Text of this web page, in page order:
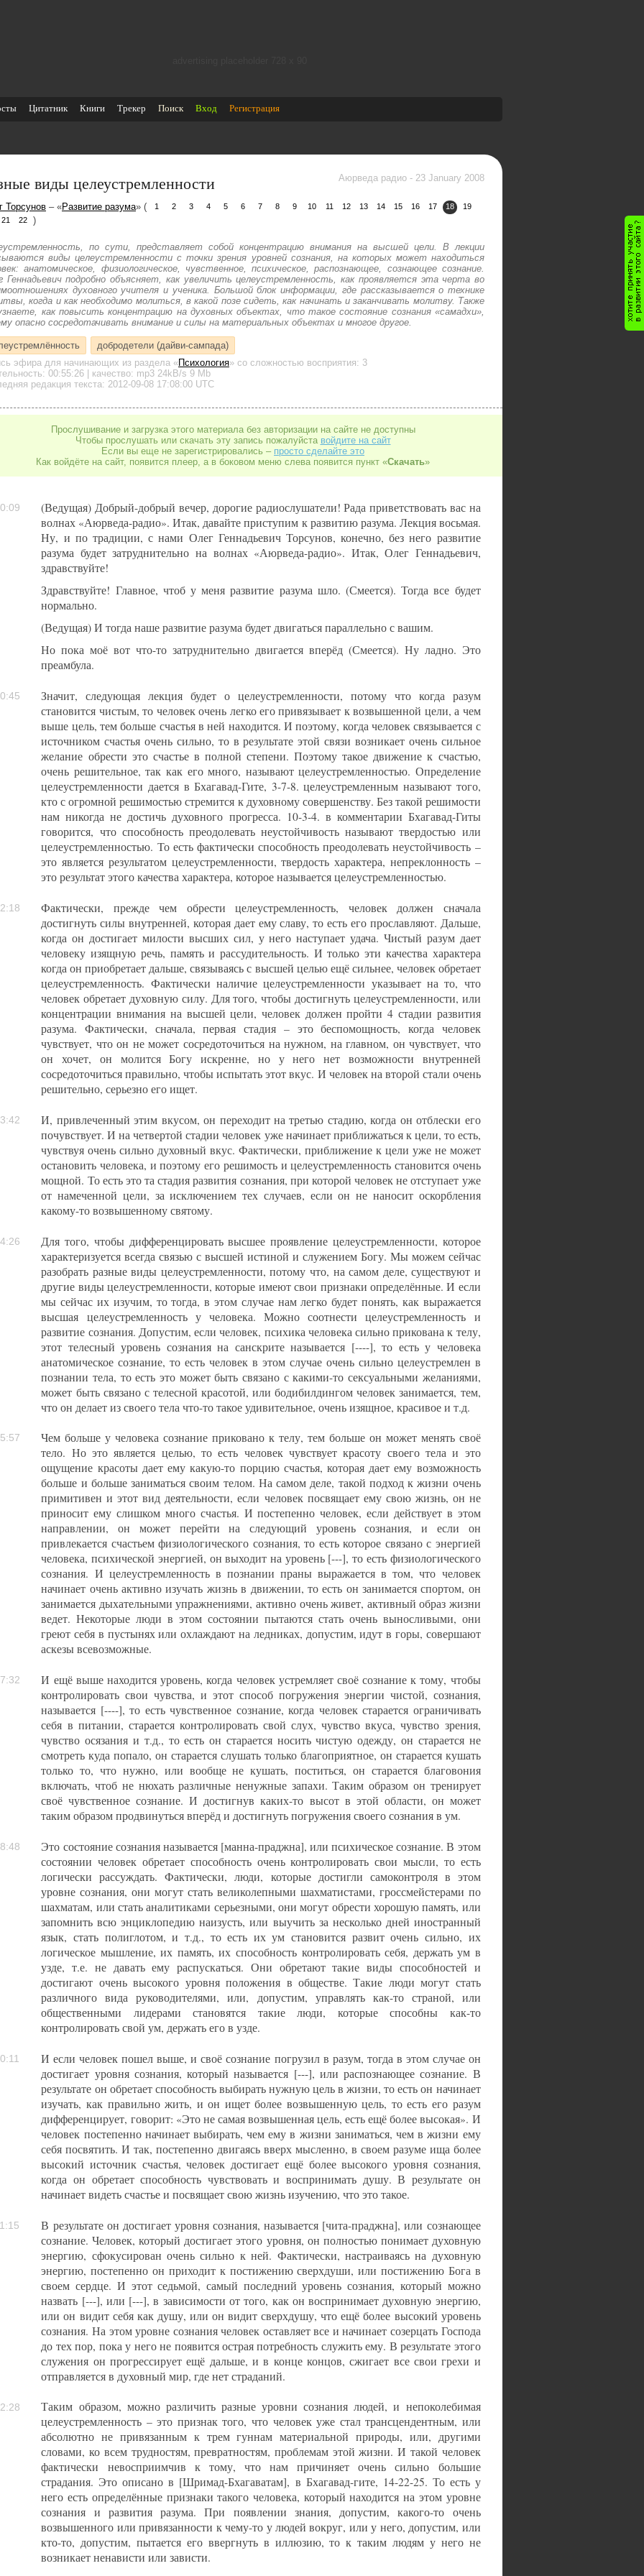
Цитатник Книги Трекер Поиск Вход Регистрация
виды целеустремленности Аюрведа радио - 23 January 2008
Торсунов – «Развитие разума» ( 1 2 3 4 5 6 7 8 9 10 11 12 13 14 15 16 17 18
19
21
22 )
по сути, представляет собой концентрацию внимания на высшей цели. В лекции
виды целеустремленности с точки зрения уровней сознания, на которых может находиться
анатомическое, физиологическое, чувственное, психическое, распознающее, сознающее сознание.
Геннадьевич подробно объясняет, как увеличить целеустремленность, как проявляется эта черта во
духовного учителя и ученика. Большой блок информации, где рассказывается о технике
когда и как необходимо молиться, в какой позе сидеть, как начинать и заканчивать молитву. Также
как повысить концентрацию на духовных объектах, что такое состояние сознания «самадхи»,
опасно сосредотачивать внимание и силы на материальных объектах и многое другое.
добродетели (дайви-сампада)
эфира для начинающих из раздела «Психология» со сложностью восприятия: 3
00:55:26 | качество: mp3 24kB/s 9 Mb
редакция текста: 2012-09-08 17:08:00 UTC
Прослушивание и загрузка этого материала без авторизации на сайте не доступны
Чтобы прослушать или скачать эту запись пожалуйста войдите на сайт
Если вы еще не зарегистрировались – просто сделайте это
Как войдёте на сайт, появится плеер, а в боковом меню слева появится пункт «Скачать»
(Ведущая) Добрый-добрый вечер, дорогие радиослушатели! Рада приветствовать вас на
волнах «Аюрведа-радио». Итак, давайте приступим к развитию разума. Лекция восьмая.
Ну, и по традиции, с нами Олег Геннадьевич Торсунов, конечно, без него развитие
разума будет затруднительно на волнах «Аюрведа-радио». Итак, Олег Геннадьевич,
здравствуйте!
Здравствуйте! Главное, чтоб у меня развитие разума шло. (Смеется). Тогда все будет
нормально.
(Ведущая) И тогда наше развитие разума будет двигаться параллельно с вашим.
Но пока моё вот что-то затруднительно двигается вперёд (Смеется). Ну ладно. Это
преамбула.
Значит, следующая лекция будет о целеустремленности, потому что когда разум
становится чистым, то человек очень легко его привязывает к возвышенной цели, а чем
выше цель, тем больше счастья в ней находится. И поэтому, когда человек связывается с
источником счастья очень сильно, то в результате этой связи возникает очень сильное
желание обрести это счастье в полной степени. Поэтому такое движение к счастью,
очень решительное, так как его много, называют целеустремленностью. Определение
целеустремленности дается в Бхагавад-Гите, 3-7-8. целеустремленным называют того,
кто с огромной решимостью стремится к духовному совершенству. Без такой решимости
нам никогда не достичь духовного прогресса. 10-3-4. в комментарии Бхагавад-Гиты
говорится, что способность преодолевать неустойчивость называют твердостью или
целеустремленностью. То есть фактически способность преодолевать неустойчивость –
это является результатом целеустремленности, твердость характера, непреклонность –
это результат этого качества характера, которое называется целеустремленностью.
Фактически, прежде чем обрести целеустремленность, человек должен сначала
достигнуть силы внутренней, которая дает ему славу, то есть его прославляют. Дальше,
когда он достигает милости высших сил, у него наступает удача. Чистый разум дает
человеку изящную речь, память и рассудительность. И только эти качества характера
когда он приобретает дальше, связываясь с высшей целью ещё сильнее, человек обретает
целеустремленность. Фактически наличие целеустремленности указывает на то, что
человек обретает духовную силу. Для того, чтобы достигнуть целеустремленности, или
концентрации внимания на высшей цели, человек должен пройти 4 стадии развития
разума. Фактически, сначала, первая стадия – это беспомощность, когда человек
чувствует, что он не может сосредоточиться на нужном, на главном, он чувствует, что
он хочет, он молится Богу искренне, но у него нет возможности внутренней
сосредоточиться правильно, чтобы испытать этот вкус. И человек на второй стали очень
решительно, серьезно его ищет.
И, привлеченный этим вкусом, он переходит на третью стадию, когда он отблески его
почувствует. И на четвертой стадии человек уже начинает приближаться к цели, то есть,
чувствуя очень сильно духовный вкус. Фактически, приближение к цели уже не может
остановить человека, и поэтому его решимость и целеустремленность становится очень
мощной. То есть это та стадия развития сознания, при которой человек не отступает уже
от намеченной цели, за исключением тех случаев, если он не наносит оскорбления
какому-то возвышенному святому.
Для того, чтобы дифференцировать высшее проявление целеустремленности, которое
характеризуется всегда связью с высшей истиной и служением Богу. Мы можем сейчас
разобрать разные виды целеустремленности, потому что, на самом деле, существуют и
другие виды целеустремленности, которые имеют свои признаки определённые. И если
мы сейчас их изучим, то тогда, в этом случае нам легко будет понять, как выражается
высшая целеустремленность у человека. Можно соотнести целеустремленность и
развитие сознания. Допустим, если человек, психика человека сильно прикована к телу,
этот телесный уровень сознания на санскрите называется [----], то есть у человека
анатомическое сознание, то есть человек в этом случае очень сильно целеустремлен в
познании тела, то есть это может быть связано с какими-то сексуальными желаниями,
может быть связано с телесной красотой, или бодибилдингом человек занимается, тем,
что он делает из своего тела что-то такое удивительное, очень изящное, красивое и т.д.
Чем больше у человека сознание приковано к телу, тем больше он может менять своё
тело. Но это является целью, то есть человек чувствует красоту своего тела и это
ощущение красоты дает ему какую-то порцию счастья, которая дает ему возможность
больше и больше заниматься своим телом. На самом деле, такой подход к жизни очень
примитивен и этот вид деятельности, если человек посвящает ему свою жизнь, он не
приносит ему слишком много счастья. И постепенно человек, если действует в этом
направлении, он может перейти на следующий уровень сознания, и если он
привлекается счастьем физиологического сознания, то есть которое связано с энергией
человека, психической энергией, он выходит на уровень [---], то есть физиологического
сознания. И целеустремленность в познании праны выражается в том, что человек
начинает очень активно изучать жизнь в движении, то есть он занимается спортом, он
занимается дыхательными упражнениями, активно очень живет, активный образ жизни
ведет. Некоторые люди в этом состоянии пытаются стать очень выносливыми, они
греют себя в пустынях или охлаждают на ледниках, допустим, идут в горы, совершают
аскезы всевозможные.
И ещё выше находится уровень, когда человек устремляет своё сознание к тому, чтобы
контролировать свои чувства, и этот способ погружения энергии чистой, сознания,
называется [----], то есть чувственное сознание, когда человек старается ограничивать
себя в питании, старается контролировать свой слух, чувство вкуса, чувство зрения,
чувство осязания и т.д., то есть он старается носить чистую одежду, он старается не
смотреть куда попало, он старается слушать только благоприятное, он старается кушать
только то, что нужно, или вообще не кушать, поститься, он старается благовония
включать, чтоб не нюхать различные ненужные запахи. Таким образом он тренирует
своё чувственное сознание. И достигнув каких-то высот в этой области, он может
таким образом продвинуться вперёд и достигнуть погружения своего сознания в ум.
Это состояние сознания называется [манна-праджна], или психическое сознание. В этом
состоянии человек обретает способность очень контролировать свои мысли, то есть
логически рассуждать. Фактически, люди, которые достигли самоконтроля в этом
уровне сознания, они могут стать великолепными шахматистами, гроссмейстерами по
шахматам, или стать аналитиками серьезными, они могут обрести хорошую память, или
запомнить всю энциклопедию наизусть, или выучить за несколько дней иностранный
язык, стать полиглотом, и т.д., то есть их ум становится развит очень сильно, их
логическое мышление, их память, их способность контролировать себя, держать ум в
узде, т.е. не давать ему распускаться. Они обретают такие виды способностей и
достигают очень высокого уровня положения в обществе. Такие люди могут стать
различного вида руководителями, или, допустим, управлять как-то страной, или
общественными лидерами становятся такие люди, которые способны как-то
контролировать свой ум, держать его в узде.
И если человек пошел выше, и своё сознание погрузил в разум, тогда в этом случае он
достигает уровня сознания, который называется [---], или распознающее сознание. В
результате он обретает способность выбирать нужную цель в жизни, то есть он начинает
изучать, как правильно жить, и он ищет более возвышенную цель, то есть его разум
дифференцирует, говорит: «Это не самая возвышенная цель, есть ещё более высокая». И
человек постепенно начинает выбирать, чем ему в жизни заниматься, чем в жизни ему
себя посвятить. И так, постепенно двигаясь вверх мысленно, в своем разуме ища более
высокий источник счастья, человек достигает ещё более высокого уровня сознания,
когда он обретает способность чувствовать и воспринимать душу. В результате он
начинает видеть счастье и посвящает свою жизнь изучению, что это такое.
В результате он достигает уровня сознания, называется [чита-праджна], или сознающее
сознание. Человек, который достигает этого уровня, он полностью понимает духовную
энергию, сфокусирован очень сильно к ней. Фактически, настраиваясь на духовную
энергию, постепенно он приходит к постижению сверхдуши, или постижению Бога в
своем сердце. И этот седьмой, самый последний уровень сознания, который можно
назвать [---], или [---], в зависимости от того, как он воспринимает духовную энергию,
или он видит себя как душу, или он видит сверхдушу, что ещё более высокий уровень
сознания. На этом уровне сознания человек оставляет все и начинает созерцать Господа
до тех пор, пока у него не появится острая потребность служить ему. В результате этого
служения он прогрессирует ещё дальше, и в конце концов, сжигает все свои грехи и
отправляется в духовный мир, где нет страданий.
Таким образом, можно различить разные уровни сознания людей, и непоколебимая
целеустремленность – это признак того, что человек уже стал трансцендентным, или
абсолютно не привязанным к трем гуннам материальной природы, или, другими
словами, ко всем трудностям, превратностям, проблемам этой жизни. И такой человек
фактически невосприимчив к тому, что нам причиняет очень сильно большие
страдания. Это описано в [Шримад-Бхагаватам], в Бхагавад-гите, 14-22-25. То есть у
него есть определённые признаки такого человека, который находится на этом уровне
сознания и развития разума. При появлении знания, допустим, какого-то очень
возвышенного или привязанности к чему-то у людей вокруг, или у него, допустим, или
кто-то, допустим, пытается его ввергнуть в иллюзию, то к таким людям у него не
возникает ненависти или зависти.